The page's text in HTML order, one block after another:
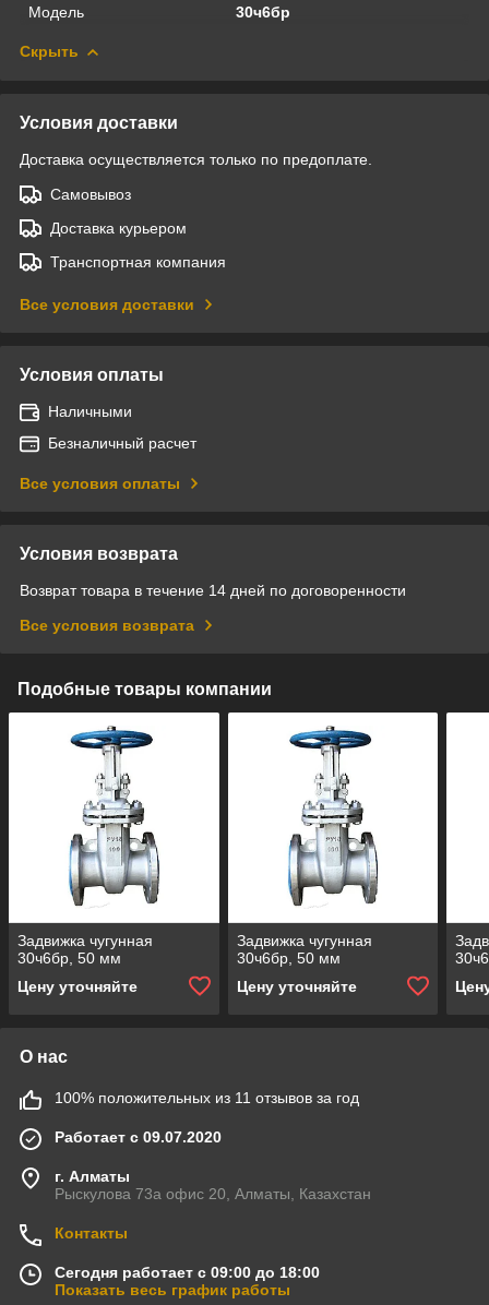
Модель 30ч6бр
Скрыть
Условия доставки
Доставка осуществляется только по предоплате.
Самовывоз
Доставка курьером
Транспортная компания
Все условия доставки
Условия оплаты
Наличными
Безналичный расчет
Все условия оплаты
Условия возврата
Возврат товара в течение 14 дней по договоренности
Все условия возврата
Подобные товары компании
Задвижка чугунная
30ч6бр, 50 мм
Цену уточняйте
Задвижка чугунная
30ч6бр, 50 мм
Цену уточняйте
О нас
100% положительных из 11 отзывов за год
Работает с 09.07.2020
г. Алматы
Рыскулова 73а офис 20, Алматы, Казахстан
Контакты
Сегодня работает с 09:00 до 18:00
Показать весь график работы